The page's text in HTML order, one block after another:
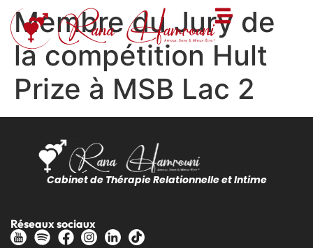
Membre du Jury de
la compétition Hult
Prize à MSB Lac 2
Cabinet de Thérapie Relationnelle et Intime
Réseaux sociaux